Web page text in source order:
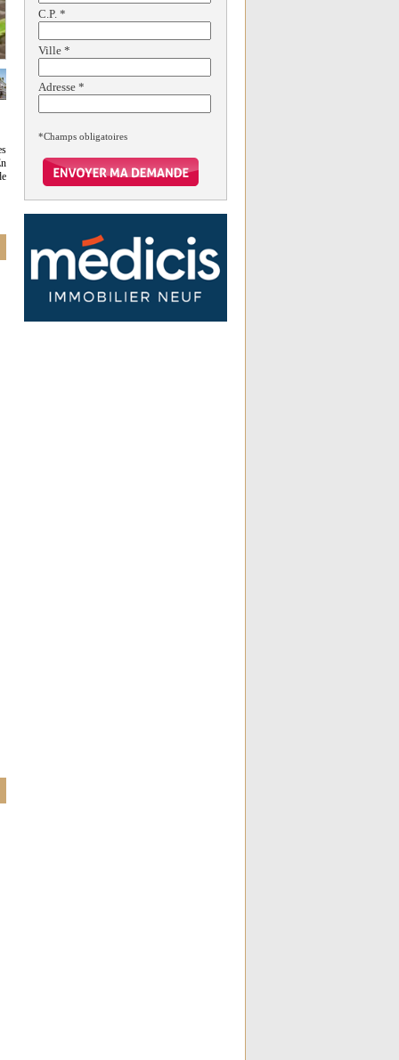
C.P. *
Ville *
Adresse *
*Champs obligatoires